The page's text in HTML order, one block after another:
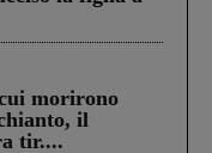
morirono
il
tir....